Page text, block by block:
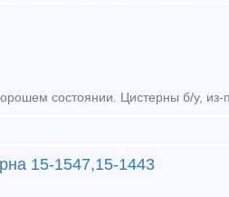
15-1547,15-1443